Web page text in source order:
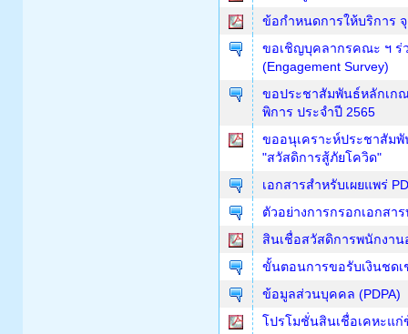
ข้อกำหนดการให้บริการ จุ
ขอเชิญบุคลากรคณะ ฯ ร่
(Engagement Survey)
ขอประชาสัมพันธ์หลักเก
พิการ ประจำปี 2565
ขออนุเคราะห์ประชาสัม
"สวัสดิการสู้ภัยโควิด"
เอกสารสำหรับเผยแพร่
ตัวอย่างการกรอกเอกส
สินเชื่อสวัสดิการพนักงา
ขั้นตอนการขอรับเงินชด
ข้อมูลส่วนบุคคล (PDPA)
โปรโมชั่นสินเชื่อเคหะแ